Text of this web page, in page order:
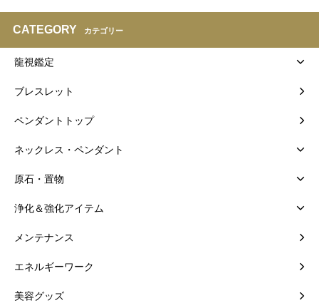
CATEGORY カテゴリー
龍視鑑定
ブレスレット
ペンダントトップ
ネックレス・ペンダント
原石・置物
浄化＆強化アイテム
メンテナンス
エネルギーワーク
美容グッズ